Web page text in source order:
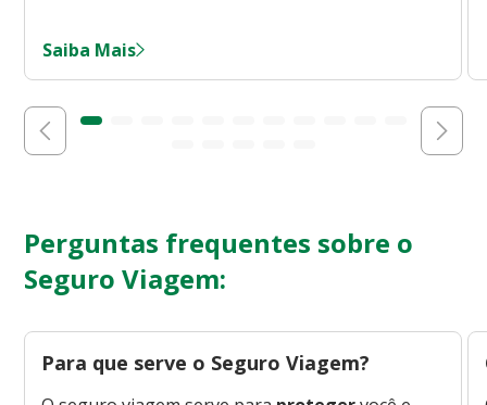
Saiba Mais
Perguntas frequentes sobre o
Seguro Viagem:
Para que serve o Seguro Viagem?